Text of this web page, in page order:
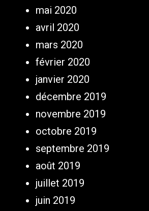
mai 2020
avril 2020
mars 2020
février 2020
janvier 2020
décembre 2019
novembre 2019
octobre 2019
septembre 2019
août 2019
juillet 2019
juin 2019